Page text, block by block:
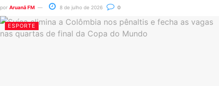
por Aruanã FM 8 de julho de 2026 0
ESPORTE